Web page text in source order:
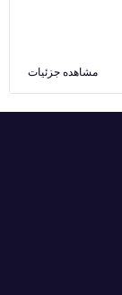
مشاهده جزئیات